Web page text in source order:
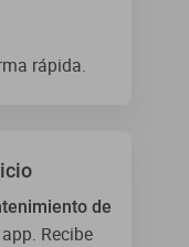
rápida.
de
Recibe